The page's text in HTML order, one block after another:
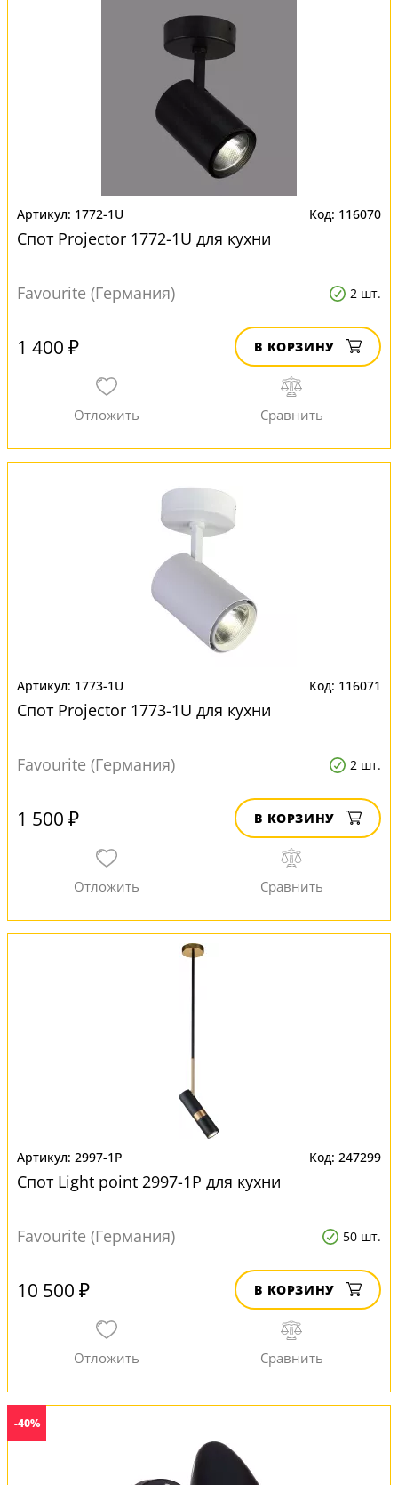
1772-1U 116070
Спот Projector 1772-1U для кухни
Favourite (Германия) 2 шт.
1 400 ₽ В КОРЗИНУ
1773-1U 116071
Спот Projector 1773-1U для кухни
Favourite (Германия) 2 шт.
1 500 ₽ В КОРЗИНУ
2997-1P 247299
Спот Light point 2997-1P для кухни
Favourite (Германия) 50 шт.
10 500 ₽ В КОРЗИНУ
-40%